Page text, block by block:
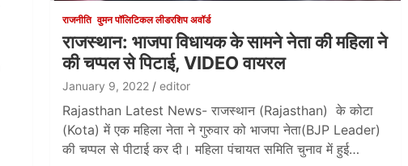
राजनीति वुमन पॉलिटिकल लीडरशिप अवॉर्ड
राजस्थान: भाजपा विधायक के सामने नेता की महिला ने
की चप्पल से पिटाई, VIDEO वायरल
January 9, 2022 editor
Rajasthan Latest News- राजस्थान (Rajasthan) के कोटा
(Kota) में एक महिला नेता ने गुरुवार को भाजपा नेता(BJP Leader)
की चप्पल से पीटाई कर दी। महिला पंचायत समिति चुनाव में हुई…